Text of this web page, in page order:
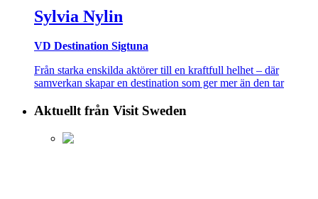
Sylvia Nylin
VD Destination Sigtuna
Från starka enskilda aktörer till en kraftfull helhet – där
samverkan skapar en destination som ger mer än den tar
Aktuellt från Visit Sweden